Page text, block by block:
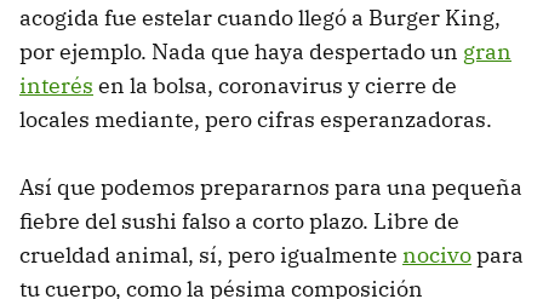
acogida fue estelar cuando llegó a Burger King,
por ejemplo. Nada que haya despertado un gran
interés en la bolsa, coronavirus y cierre de
locales mediante, pero cifras esperanzadoras.
Así que podemos prepararnos para una pequeña
fiebre del sushi falso a corto plazo. Libre de
crueldad animal, sí, pero igualmente nocivopara
tu cuerpo, como la pésima composición